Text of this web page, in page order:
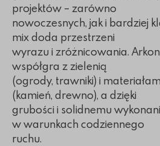
projektów – zarówno
nowoczesnych, jak i bardziej
mix doda przestrzeni
wyrazu i zróżnicowania.
współgra z zielenią
(ogrody, trawniki) i
(kamień, drewno), a dzięki
grubości i solidnemu
w warunkach codziennego
ruchu.